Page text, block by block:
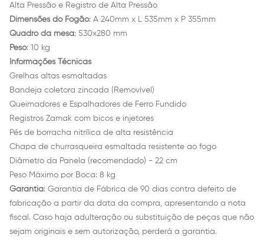
Alta Pressão e Registro de Alta Pressão
Dimensões do Fogão: A 240mm x L 535mm x P 355mm
Quadro da mesa: 530x280 mm
Peso: 10 kg
Informações Técnicas
Grelhas altas esmaltadas
Bandeja coletora zincada (Removível)
Queimadores e Espalhadores de Ferro Fundido
Registros Zamak com bicos e injetores
Pés de borracha nitrílica de alta resistência
Chapa de churrasqueira esmaltada resistente ao fogo
Diâmetro da Panela (recomendado) - 22 cm
Peso Máximo por Boca: 8 kg
Garantia: Garantia de Fábrica de 90 dias contra defeito de
fabricação a partir da data da compra, apresentando a nota
fiscal. Caso haja adulteração ou substituição de peças que não
sejam originais e sem autorização, perderá a garantia.